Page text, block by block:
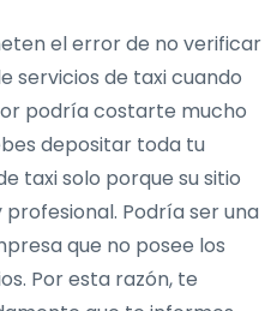
el error de no verificar
servicios de taxi cuando
podría costarte mucho
depositar toda tu
taxi solo porque su sitio
Podría ser una
que no posee los
Por esta razón, te